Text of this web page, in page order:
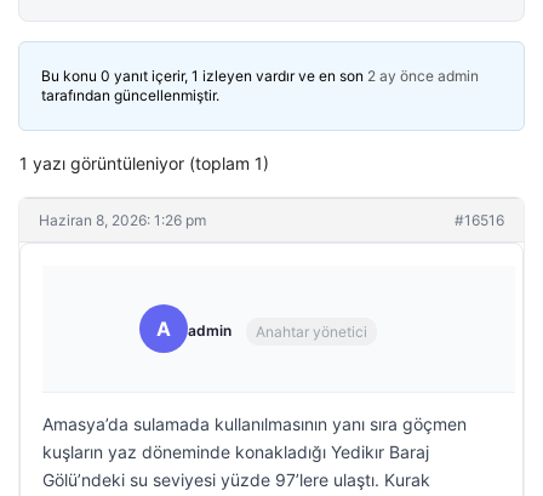
Bu konu 0 yanıt içerir, 1 izleyen vardır ve en son 2 ay önce admin
tarafından güncellenmiştir.
1 yazı görüntüleniyor (toplam 1)
Haziran 8, 2026: 1:26 pm #16516
A admin Anahtar yönetici
Amasya’da sulamada kullanılmasının yanı sıra göçmen
kuşların yaz döneminde konakladığı Yedikır Baraj
Gölü’ndeki su seviyesi yüzde 97’lere ulaştı. Kurak